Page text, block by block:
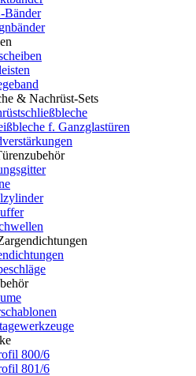
Bänder
& Nachrüst-Sets
f. Ganzglastüren
800/6
801/6